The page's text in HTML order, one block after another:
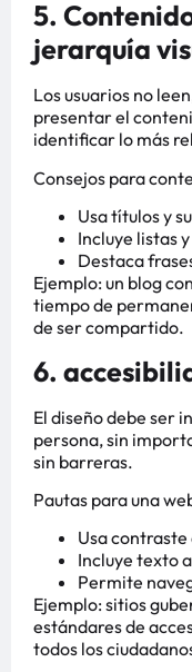
5.
jerarquía
Los usuarios no
presentar el
identificar lo más
Consejos para
Usa títulos y
Incluye listas
Destaca
Ejemplo: un blog
tiempo de
de ser compartido.
6.
El diseño debe ser
persona, sin
sin barreras.
Pautas para una
Usa
Incluye texto
Permite
Ejemplo: sitios
estándares de
todos los